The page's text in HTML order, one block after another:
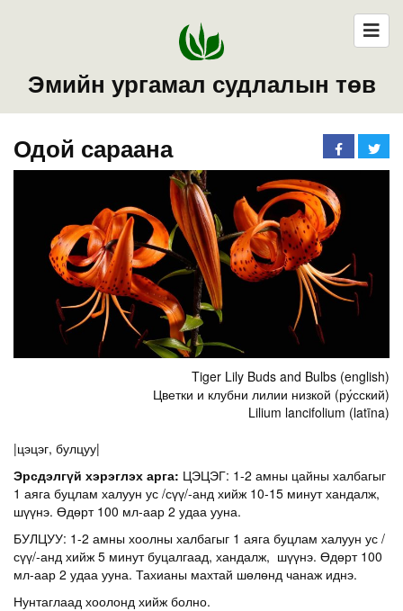
Эмийн ургамал судлалын төв
Одой сараана
Tiger Lily Buds and Bulbs (english)
Цветки и клубни лилии низкой (ру́сский)
Lilium lancifolium (latīna)
|цэцэг, булцуу|
Эрсдэлгүй хэрэглэх арга: ЦЭЦЭГ: 1-2 амны цайны халбагыг
1 аяга буцлам халуун ус /сүү/-анд хийж 10-15 минут хандалж,
шүүнэ. Өдөрт 100 мл-аар 2 удаа ууна.
БУЛЦУУ: 1-2 амны хоолны халбагыг 1 аяга буцлам халуун ус /
сүү/-анд хийж 5 минут буцалгаад, хандалж, шүүнэ. Өдөрт 100
мл-аар 2 удаа ууна. Тахианы махтай шөлөнд чанаж иднэ.
Нунтаглаад хоолонд хийж болно.